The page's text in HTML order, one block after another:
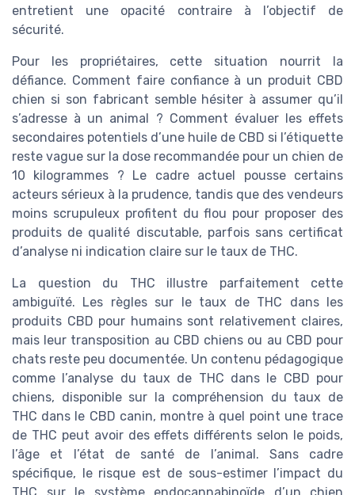
entretient une opacité contraire à l’objectif de
sécurité.
Pour les propriétaires, cette situation nourrit la
défiance. Comment faire confiance à un produit CBD
chien si son fabricant semble hésiter à assumer qu’il
s’adresse à un animal ? Comment évaluer les effets
secondaires potentiels d’une huile de CBD si l’étiquette
reste vague sur la dose recommandée pour un chien de
10 kilogrammes ? Le cadre actuel pousse certains
acteurs sérieux à la prudence, tandis que des vendeurs
moins scrupuleux profitent du flou pour proposer des
produits de qualité discutable, parfois sans certificat
d’analyse ni indication claire sur le taux de THC.
La question du THC illustre parfaitement cette
ambiguïté. Les règles sur le taux de THC dans les
produits CBD pour humains sont relativement claires,
mais leur transposition au CBD chiens ou au CBD pour
chats reste peu documentée. Un contenu pédagogique
comme l’analyse du taux de THC dans le CBD pour
chiens, disponible sur la compréhension du taux de
THC dans le CBD canin, montre à quel point une trace
de THC peut avoir des effets différents selon le poids,
l’âge et l’état de santé de l’animal. Sans cadre
spécifique, le risque est de sous-estimer l’impact du